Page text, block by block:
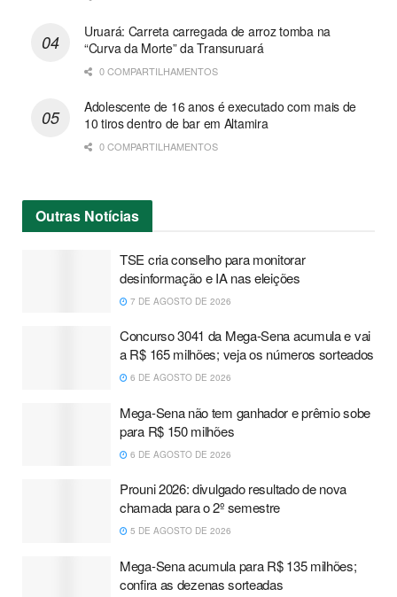
Uruará: Carreta carregada de arroz tomba na
“Curva da Morte” da Transuruará
0 COMPARTILHAMENTOS
Adolescente de 16 anos é executado com mais de
10 tiros dentro de bar em Altamira
0 COMPARTILHAMENTOS
Outras Notícias
TSE cria conselho para monitorar
desinformação e IA nas eleições
7 DE AGOSTO DE 2026
Concurso 3041 da Mega-Sena acumula e vai
a R$ 165 milhões; veja os números sorteados
6 DE AGOSTO DE 2026
Mega-Sena não tem ganhador e prêmio sobe
para R$ 150 milhões
6 DE AGOSTO DE 2026
Prouni 2026: divulgado resultado de nova
chamada para o 2º semestre
5 DE AGOSTO DE 2026
Mega-Sena acumula para R$ 135 milhões;
confira as dezenas sorteadas